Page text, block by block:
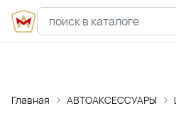
Главная АВТОАКСЕССУАРЫ